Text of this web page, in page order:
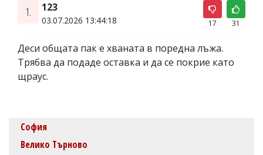
1. 123
03.07.2026 13:44:18 17 31
Деси общата пак е хваната в поредна лъжа.
Трябва да подаде оставка и да се покрие като
щраус.
София
Велико Търново